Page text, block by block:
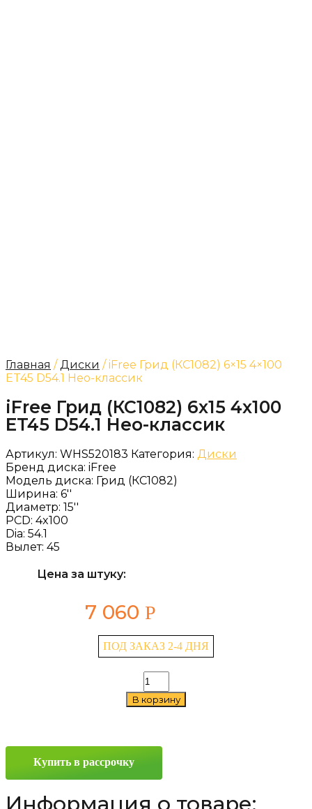
Главная /Диски / iFree Грид (КС1082) 6×15 4×100
ET45 D54.1 Нео-классик
iFree Грид (КС1082) 6x15 4x100
ET45 D54.1 Нео-классик
Артикул: WHS520183 Категория: Диски
Бренд диска: iFree
Модель диска: Грид (КС1082)
Ширина: 6''
Диаметр: 15''
PCD: 4x100
Dia: 54.1
Вылет: 45
Цена за штуку:
7 060 Р
ПОД ЗАКАЗ 2-4 ДНЯ
Количество
товара
iFree
4x100
D54.1
классик
В корзину
Купить в рассрочку
Информация о товаре: